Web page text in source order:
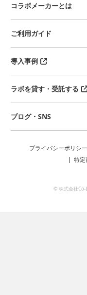
コラボメーカーとは
ご利用ガイド
導入事例
ラボを貸す・受託する
ブログ・SNS
プライバシーポリシー
特定
© 株式会社Co-